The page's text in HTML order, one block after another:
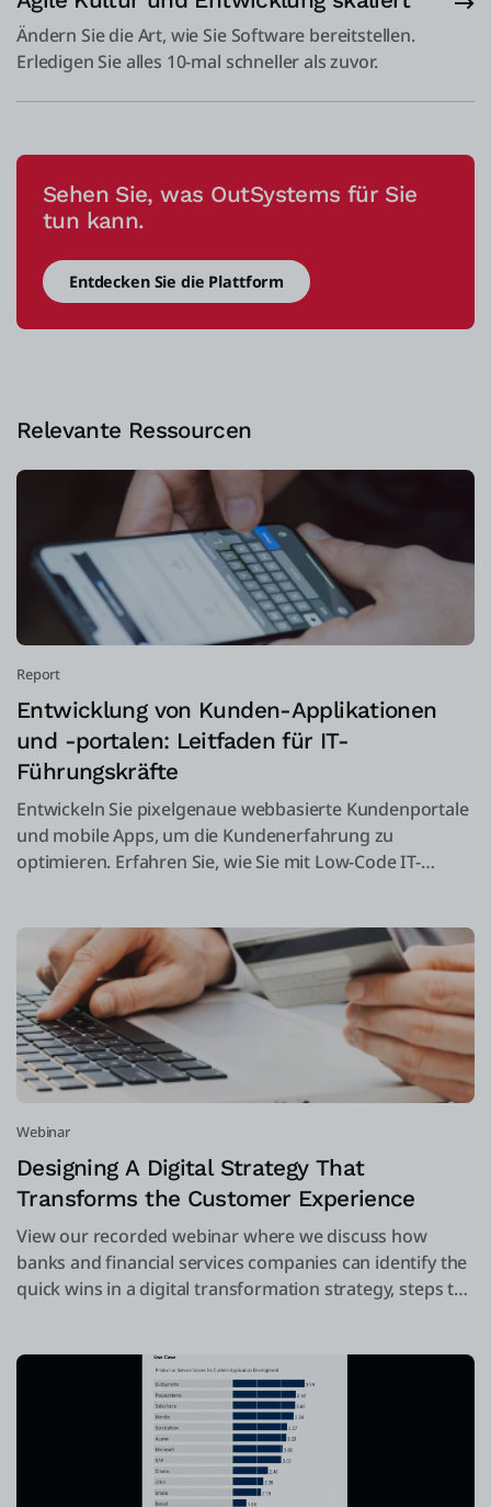
Ändern Sie die Art, wie Sie Software bereitstellen.
Erledigen Sie alles 10-mal schneller als zuvor.
Sehen Sie, was OutSystems für Sie
tun kann.
Entdecken Sie die Plattform
Relevante Ressourcen
Report
Entwicklung von Kunden-Applikationen
und -portalen: Leitfaden für IT-
Führungskräfte
Entwickeln Sie pixelgenaue webbasierte Kundenportale
und mobile Apps, um die Kundenerfahrung zu
optimieren. Erfahren Sie, wie Sie mit Low-Code IT-
Webinar
Designing A Digital Strategy That
Transforms the Customer Experience
View our recorded webinar where we discuss how
banks and financial services companies can identify the
quick wins in a digital transformation strategy, steps to
applications connect to the customer experience.